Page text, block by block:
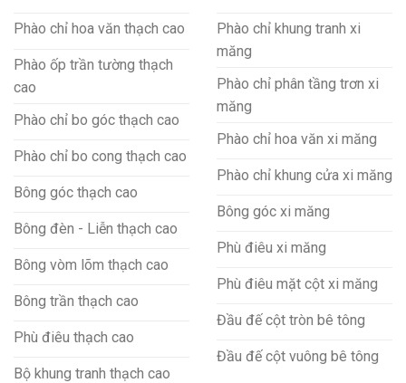
Phào chỉ hoa văn thạch cao
Phào ốp trần tường thạch
cao
Phào chỉ bo góc thạch cao
Phào chỉ bo cong thạch cao
Bông góc thạch cao
Bông đèn - Liễn thạch cao
Bông vòm lõm thạch cao
Bông trần thạch cao
Phù điêu thạch cao
Bộ khung tranh thạch cao
Phào chỉ khung tranh xi
măng
Phào chỉ phân tầng trơn xi
măng
Phào chỉ hoa văn xi măng
Phào chỉ khung cửa xi măng
Bông góc xi măng
Phù điêu xi măng
Phù điêu mặt cột xi măng
Đầu đế cột tròn bê tông
Đầu đế cột vuông bê tông